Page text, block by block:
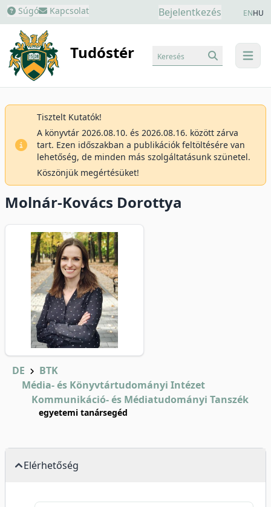
Súgó Kapcsolat Bejelentkezés ENHU
Tudóstér menu
Keresés
Tisztelt Kutatók!
A könyvtár 2026.08.10. és 2026.08.16. között zárva
tart. Ezen időszakban a publikációk feltöltésére van
lehetőség, de minden más szolgáltatásunk szünetel.
Köszönjük megértésüket!
Molnár-Kovács Dorottya
DE
BTK
Média- és Könyvtártudományi Intézet
Kommunikáció- és Médiatudományi Tanszék
egyetemi tanársegéd
Elérhetőség